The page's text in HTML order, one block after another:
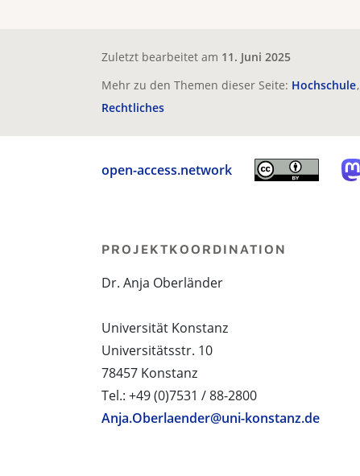
Zuletzt bearbeitet am 11. Juni 2025
Mehr zu den Themen dieser Seite: Hochschule
Rechtliches
open-access.network
PROJEKTKOORDINATION
Dr. Anja Oberländer
Universität Konstanz
Universitätsstr. 10
78457 Konstanz
Tel.: +49 (0)7531 / 88-2800
Anja.Oberlaender@uni-konstanz.de